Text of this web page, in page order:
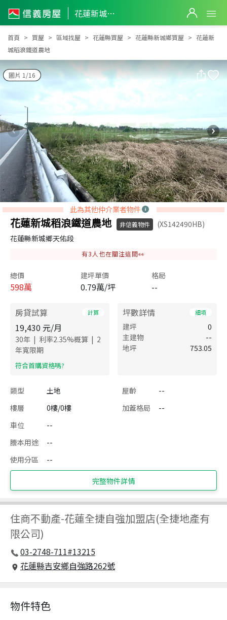
花蓮新城稻浪鐵道農地
花蓮新城稻浪鐵道農地
首頁 買屋 區域找屋 花蓮縣買屋 花蓮縣新城鄉買屋
花蓮新
城稻浪鐵道農地
圖片 1/16
此為其他仲介業者物件
花蓮新城稻浪鐵道農地 非信義物件
(XS142490HB)
花蓮縣新城鄉天佑段
有3 人也在關注這間👀
總價
598萬
建坪單價
0.79萬/坪
格局
--
房貸試算 計算
19,430 元/月
30年 | 利率2.35%概算 | 2
年寬限期
​符合首購資格嗎?
坪數詳情 細項
建坪
0
主建物
--
地坪
753.05
類型 土地 屋齡
--
樓層
0樓/0樓 加蓋格局
--
車位
--
謄本用途
--
使用分區
--
完整物件詳情
住商不動產-花蓮全捷自強加盟店(全捷地產有
限公司)
03-2748-711#13215
花蓮縣吉安鄉自強路262號
物件特色